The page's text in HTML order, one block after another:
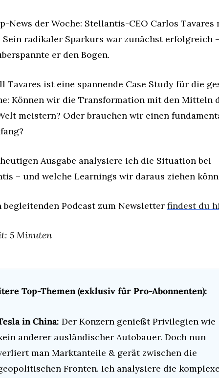
News der Woche: Stellantis-CEO Carlos Tavares
Sein radikaler Sparkurs war zunächst erfolgreich
er den Bogen.
Tavares ist eine spannende Case Study für die
Können wir die Transformation mit den Mitteln
meistern? Oder brauchen wir einen
Ausgabe analysiere ich die Situation bei
– und welche Learnings wir daraus ziehen
begleitenden Podcast zum Newsletter findest du
5 Minuten
Top-Themen (exklusiv für Pro-Abonnenten):
in China: Der Konzern genießt Privilegien wie
anderer ausländischer Autobauer. Doch nun
man Marktanteile & gerät zwischen die
Fronten. Ich analysiere die